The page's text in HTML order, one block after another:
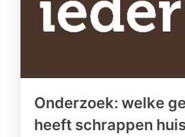
Onderzoek: welke
heeft schrappen